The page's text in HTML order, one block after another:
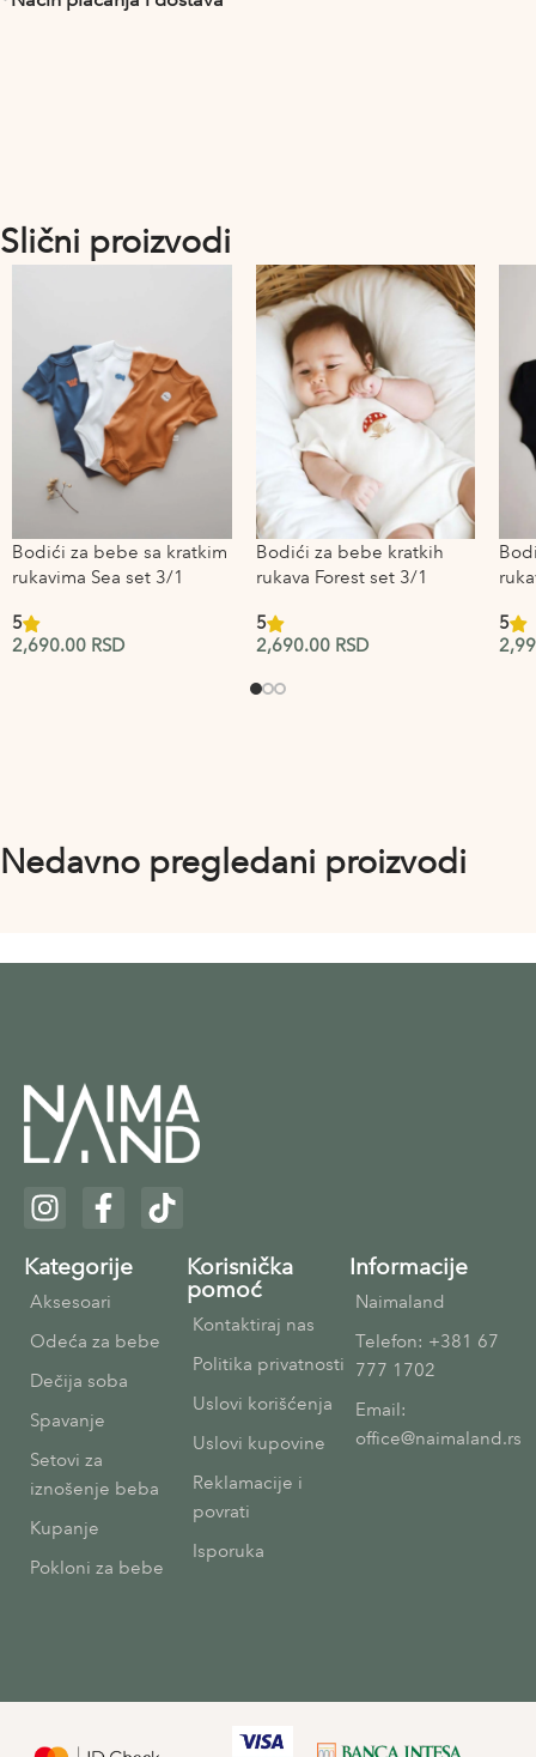
Slični proizvodi
Bodići za bebe sa kratkim
rukavima Sea set 3/1
5
2,690.00 RSD
Bodići za bebe kratkih
rukava Forest set 3/1
5
2,690.00 RSD
5
Nedavno pregledani proizvodi
Kategorije
Aksesoari
Odeća za bebe
Dečija soba
Spavanje
Setovi za
iznošenje beba
Kupanje
Pokloni za bebe
Korisnička
pomoć
Kontaktiraj nas
Politika privatnosti
Uslovi korišćenja
Uslovi kupovine
Reklamacije i
povrati
Isporuka
Informacije
Naimaland
Telefon: +381 67
777 1702
Email:
office@naimaland.rs